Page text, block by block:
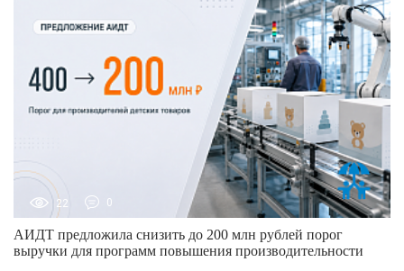
22 0
АИДТ предложила снизить до 200 млн рублей порог
выручки для программ повышения производительности